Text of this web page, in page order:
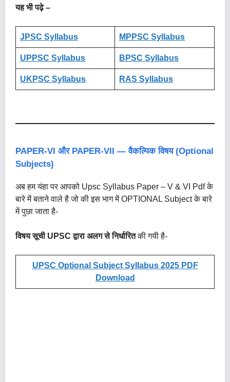
यह भी पढ़े –
JPSC Syllabus MPPSC Syllabus
UPPSC Syllabus BPSC Syllabus
UKPSC Syllabus RAS Syllabus
PAPER-VI और PAPER-VII — वैकल्पिक विषय (Optional
Subjects)
अब हम यंहा पर आपको Upsc Syllabus Paper – V & VI Pdf के
बारे में बताने वाले है जो की इस भाग में OPTIONAL Subject के बारे
में पुछा जाता है-
विषय सूची UPSC द्वारा अलग से निर्धारितकी गयी है-
UPSC Optional Subject Syllabus 2025 PDF
Download